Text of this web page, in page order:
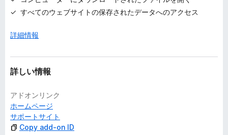
すべてのウェブサイトの保存されたデータへのアクセス
詳細情報
詳しい情報
アドオンリンク
ホームページ
サポートサイト
Copy add-on ID